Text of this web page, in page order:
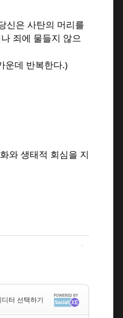
신은 사탄의 머리를
죄에 물들지 않으
운데 반복한다.)
와 생태적 회심을 지
디터 선택하기